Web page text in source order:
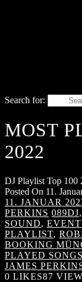
Search for:
MOST
2022
DJ Playlist Top 100
Posted On 11.
11. JANUAR
PERKINS 089DJ,
SOUND,
PLAYLIST,
BOOKING
PLAYED
JAMES
0 LIKES87